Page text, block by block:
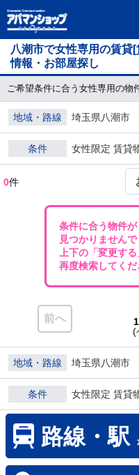
八潮市で女性専用の賃貸
情報・お部屋探し
ご希望条件に合う女性専用の物
地域・路線 埼玉県八潮市
条件 女性限定 賃貸
0件
条件に合う物件が
見つかりませんで
上下の「変更す
再度検索してくだ
前へ
(
地域・路線 埼玉県八潮市
条件 女性限定 賃貸
路線・駅